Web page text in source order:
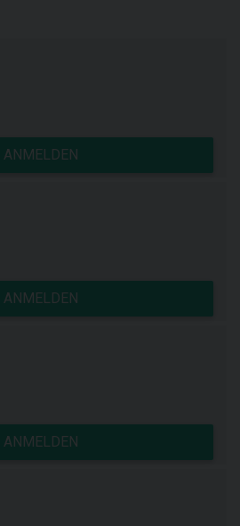
ANMELDEN
ANMELDEN
ANMELDEN